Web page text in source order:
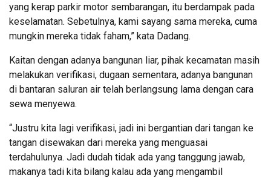
yang kerap parkir motor sembarangan, itu berdampak pada
keselamatan. Sebetulnya, kami sayang sama mereka, cuma
mungkin mereka tidak faham,” kata Dadang.
Kaitan dengan adanya bangunan liar, pihak kecamatan masih
melakukan verifikasi, dugaan sementara, adanya bangunan
di bantaran saluran air telah berlangsung lama dengan cara
sewa menyewa.
“Justru kita lagi verifikasi, jadi ini bergantian dari tangan ke
tangan disewakan dari mereka yang menguasai
terdahulunya. Jadi dudah tidak ada yang tanggung jawab,
makanya tadi kita bilang kalau ada yang mengambil